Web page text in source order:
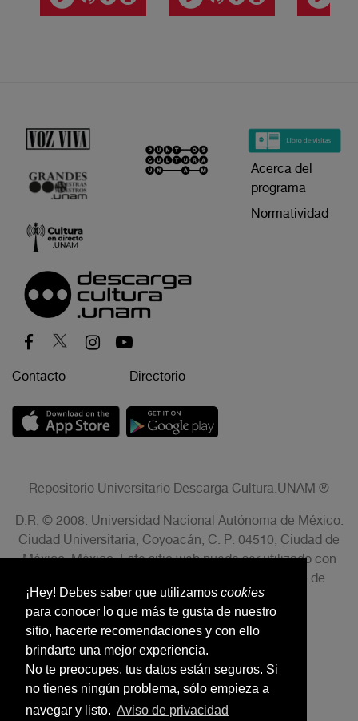
¡Hey! Debes saber que utilizamos cookies
para conocer lo que más te gusta de nuestro
sitio, hacerte recomendaciones y con ello
brindarte una mejor experiencia.
No te preocupes, tus datos están seguros. Si
no tienes ningún problema, sólo empieza a
navegar y listo. Aviso de privacidad
Acerca del
programa
Normatividad
Contacto Directorio
Repositorio Universitario Descarga Cultura.UNAM ®
D.R. © 2008. Universidad Nacional Autónoma de México.
Ciudad Universitaria, Coyoacán, C. P. 04510, Ciudad de
México, México. Este sitio web puede ser utilizado con
fines no lucrativos siempre que se cite la fuente de
conformidad con el AVISO LEGAL.